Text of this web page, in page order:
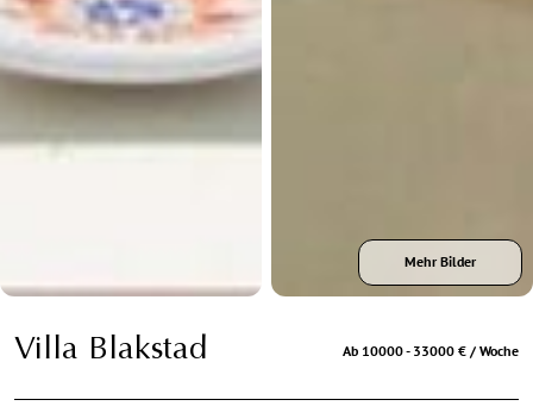
Mehr Bilder
Villa Blakstad Ab 10000 - 33000 € / Woche